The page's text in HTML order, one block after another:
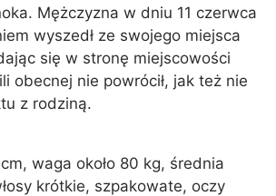
Mężczyzna w dniu 11 czerwca
wyszedł ze swojego miejsca
się w stronę miejscowości
obecnej nie powrócił, jak też nie
z rodziną.
waga około 80 kg, średnia
krótkie, szpakowate, oczy